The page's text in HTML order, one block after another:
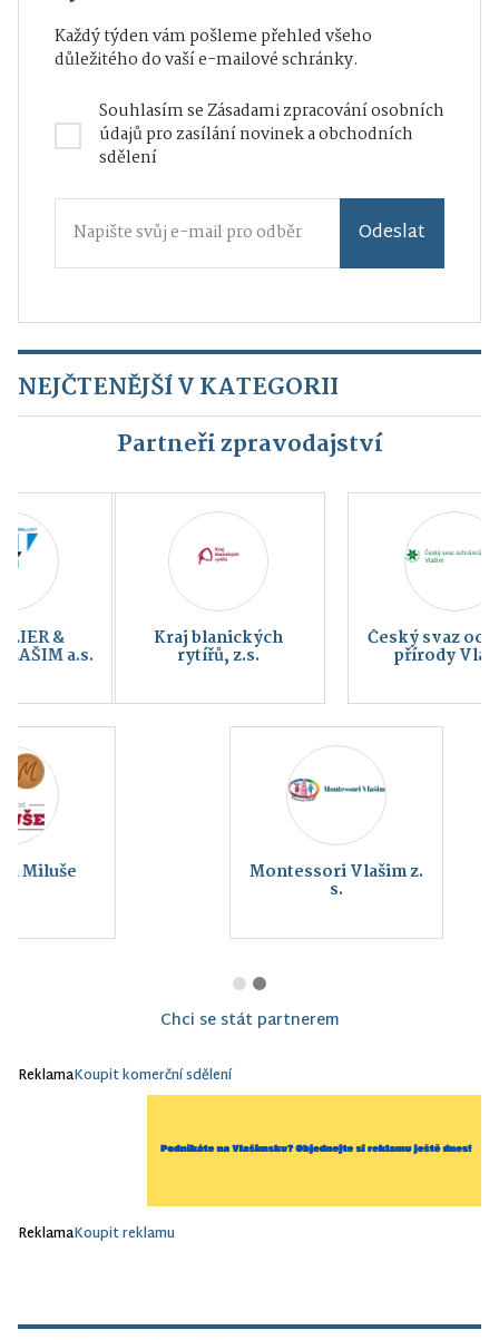
Každý týden vám pošleme přehled všeho
důležitého do vaší e-mailové schránky.
Souhlasím seZásadami zpracování osobních
údajůpro zasílání novinek a obchodních
sdělení
Odeslat
NEJČTENĚJŠÍ V KATEGORII
Partneři zpravodajství
Kraj blanických
rytířů, z.s.
Český svaz ochránců
přírody Vlašim
Montessori Vlašim z.
Chci se stát partnerem
ReklamaKoupit komerční sdělení
ReklamaKoupit reklamu